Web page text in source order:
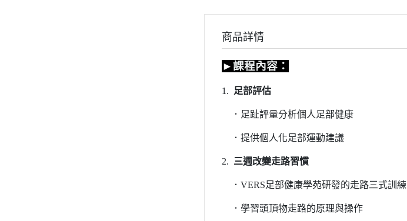
商品詳情
►課程內容：
1. 足部評估
．足趾評量分析個人足部健康
．提供個人化足部運動建議
2. 三週改變走路習慣
． VERS足部健康學苑研發的走路三式訓練
．學習頭頂物走路的原理與操作